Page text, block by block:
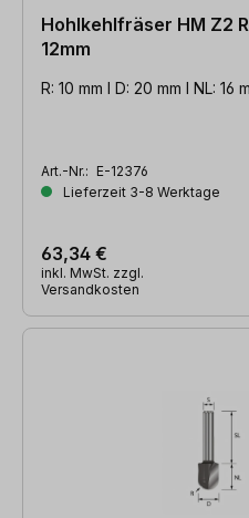
Hohlkehlfräser HM Z2
12mm
R: 10 mm l D: 20 mm l NL: 16
Art.-Nr.: E-12376
Lieferzeit 3-8 Werktage
63,34 €
inkl. MwSt. zzgl.
Versandkosten